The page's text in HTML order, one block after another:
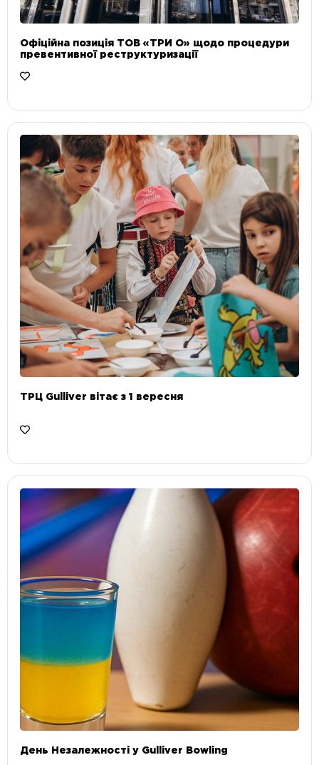
Офіційна позиція ТОВ «ТРИ О» щодо процедури
превентивної реструктуризації
ТРЦ Gulliver вітає з 1 вересня
День Незалежності у Gulliver Bowling